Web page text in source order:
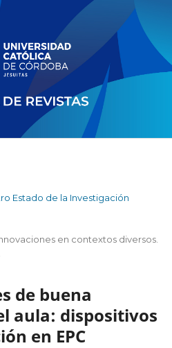
Estado de la Investigación
en contextos diversos.
de buena
aula: dispositivos
en EPC